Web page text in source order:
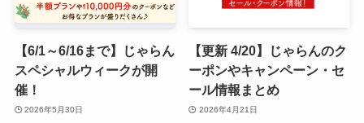
【6/1～6/16まで】じゃらん
スペシャルウィークが開
催！
2026年5月30日
【更新 4/20】じゃらんのク
ーポンやキャンペーン・セ
ール情報まとめ
2026年4月21日